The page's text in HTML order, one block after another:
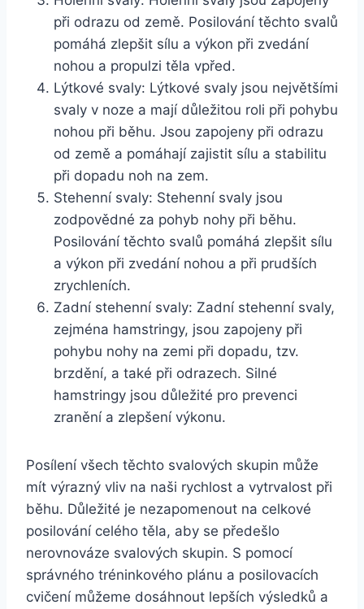
při odrazu od země. Posilování těchto svalů
pomáhá zlepšit sílu a výkon při zvedání
nohou a propulzi těla vpřed.
Lýtkové svaly: Lýtkové svaly jsou největšími
svaly v noze a mají důležitou roli při pohybu
nohou při běhu. Jsou zapojeny při odrazu
od země a pomáhají zajistit sílu a stabilitu
při dopadu noh na zem.
Stehenní svaly: Stehenní svaly jsou
zodpovědné za pohyb nohy při běhu.
Posilování těchto svalů pomáhá zlepšit sílu
a výkon při zvedání nohou a při prudších
zrychleních.
Zadní stehenní svaly: Zadní stehenní svaly,
zejména hamstringy, jsou zapojeny při
pohybu nohy na zemi při dopadu, tzv.
brzdění, a také při odrazech. Silné
hamstringy jsou důležité pro prevenci
zranění a zlepšení výkonu.
Posílení všech těchto svalových skupin může
mít výrazný vliv na naši rychlost a vytrvalost při
běhu. Důležité je nezapomenout na celkové
posilování celého těla, aby se předešlo
nerovnováze svalových skupin. S pomocí
správného tréninkového plánu a posilovacích
cvičení můžeme dosáhnout lepších výsledků a